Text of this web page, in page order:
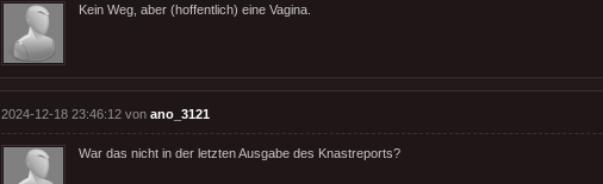
Kein Weg, aber (hoffentlich) eine Vagina.
2024-12-18 23:46:12 von ano_3121
War das nicht in der letzten Ausgabe des Knastreports?